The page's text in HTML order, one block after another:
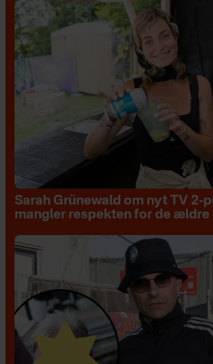
Sarah Grünewald om nyt TV 2-
mangler respekten for de ældre